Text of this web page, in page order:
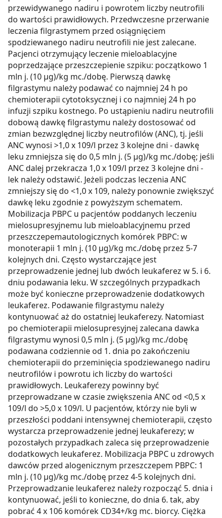
przewidywanego nadiru i powrotem liczby neutrofili
do wartości prawidłowych. Przedwczesne przerwanie
leczenia filgrastymem przed osiągnięciem
spodziewanego nadiru neutrofili nie jest zalecane.
Pacjenci otrzymujący leczenie mieloablacyjne
poprzedzające przeszczepienie szpiku: początkowo 1
mln j. (10 µg)/kg mc./dobę. Pierwszą dawkę
filgrastymu należy podawać co najmniej 24 h po
chemioterapii cytotoksycznej i co najmniej 24 h po
infuzji szpiku kostnego. Po ustąpieniu nadiru neutrofili
dobową dawkę filgrastymu należy dostosować od
zmian bezwzględnej liczby neutrofilów (ANC), tj. jeśli
ANC wynosi >1,0 x 109/l przez 3 kolejne dni - dawkę
leku zmniejsza się do 0,5 mln j. (5 µg)/kg mc./dobę; jeśli
ANC dalej przekracza 1,0 x 109/l przez 3 kolejne dni -
lek należy odstawić. Jeżeli podczas leczenia ANC
zmniejszy się do <1,0 x 109, należy ponownie zwiększyć
dawkę leku zgodnie z powyższym schematem.
Mobilizacja PBPC u pacjentów poddanych leczeniu
mielosupresyjnemu lub mieloablacyjnemu przed
przeszczepemautologicznych komórek PBPC: w
monoterapii 1 mln j. (10 µg)/kg mc./dobę przez 5-7
kolejnych dni. Często wystarczające jest
przeprowadzenie jednej lub dwóch leukaferez w 5. i 6.
dniu podawania leku. W szczególnych przypadkach
może być konieczne przeprowadzenie dodatkowych
leukaferez. Podawanie filgrastymu należy
kontynuować aż do ostatniej leukaferezy. Natomiast
po chemioterapii mielosupresyjnej zalecana dawka
filgrastymu wynosi 0,5 mln j. (5 µg)/kg mc./dobę
podawana codziennie od 1. dnia po zakończeniu
chemioterapii do przeminięcia spodziewanego nadiru
neutrofilów i powrotu ich liczby do wartości
prawidłowych. Leukaferezy powinny być
przeprowadzane w czasie zwiększenia ANC od <0,5 x
109/l do >5,0 x 109/l. U pacjentów, którzy nie byli w
przeszłości poddani intensywnej chemioterapii, często
wystarcza przeprowadzenie jednej leukaferezy; w
pozostałych przypadkach zaleca się przeprowadzenie
dodatkowych leukaferez. Mobilizacja PBPC u zdrowych
dawców przed alogenicznym przeszczepem PBPC: 1
mln j. (10 µg)/kg mc./dobę przez 4-5 kolejnych dni.
Przeprowadzanie leukaferez należy rozpocząć 5. dnia i
kontynuować, jeśli to konieczne, do dnia 6. tak, aby
pobrać 4 x 106 komórek CD34+/kg mc. biorcy. Ciężka